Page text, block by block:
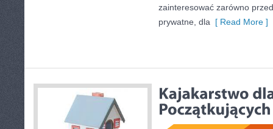
zainteresować zarówno
prywatne, dla [ Read More ]